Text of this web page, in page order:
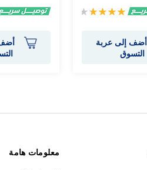
تقييم:
أضف إلى عربة
التسوق
معلومات هامة